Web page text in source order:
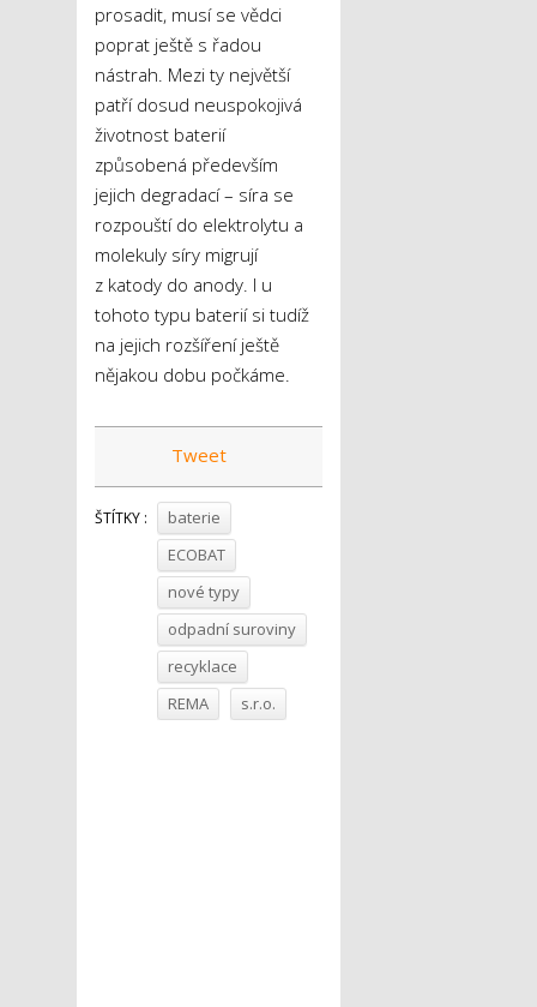
prosadit, musí se vědci
poprat ještě s řadou
nástrah. Mezi ty největší
patří dosud neuspokojivá
životnost baterií
způsobená především
jejich degradací – síra se
rozpouští do elektrolytu a
molekuly síry migrují
z katody do anody. I u
tohoto typu baterií si tudíž
na jejich rozšíření ještě
nějakou dobu počkáme.
Tweet
ŠTÍTKY :
baterie
ECOBAT
nové typy
odpadní suroviny
recyklace
REMA
s.r.o.